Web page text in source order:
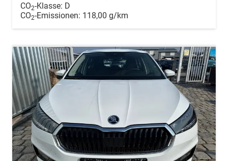
CO2-Klasse: D
CO2-Emissionen: 118,00 g/km